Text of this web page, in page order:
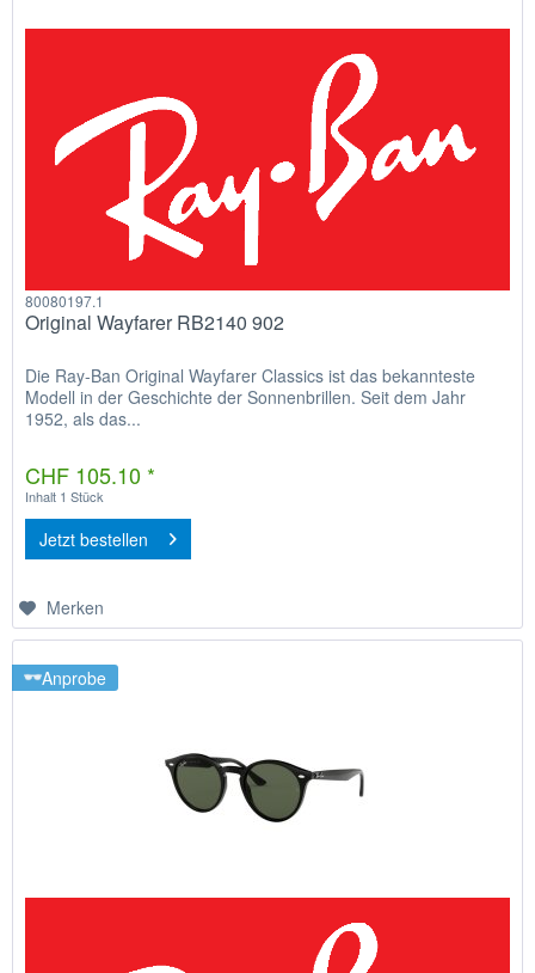
80080197.1
Original Wayfarer RB2140 902
Die Ray-Ban Original Wayfarer Classics ist das bekannteste
Modell in der Geschichte der Sonnenbrillen. Seit dem Jahr
1952, als das...
CHF 105.10 *
Inhalt 1 Stück
Jetzt bestellen
Merken
Anprobe